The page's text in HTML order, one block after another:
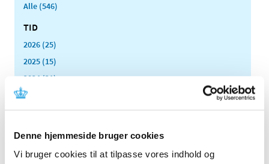
Denne hjemmeside bruger cookies
Vi bruger cookies til at tilpasse vores indhold og
Alle (546)
TID
2026 (25)
2025 (15)
2024 (21)
2023 (21)
december (3)
oktober (3)
september (2)